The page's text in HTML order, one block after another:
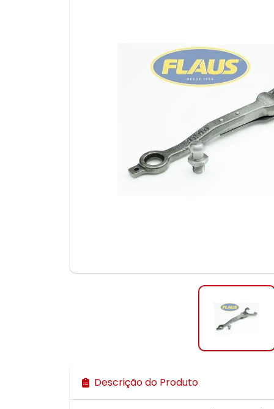
Descrição do Produto